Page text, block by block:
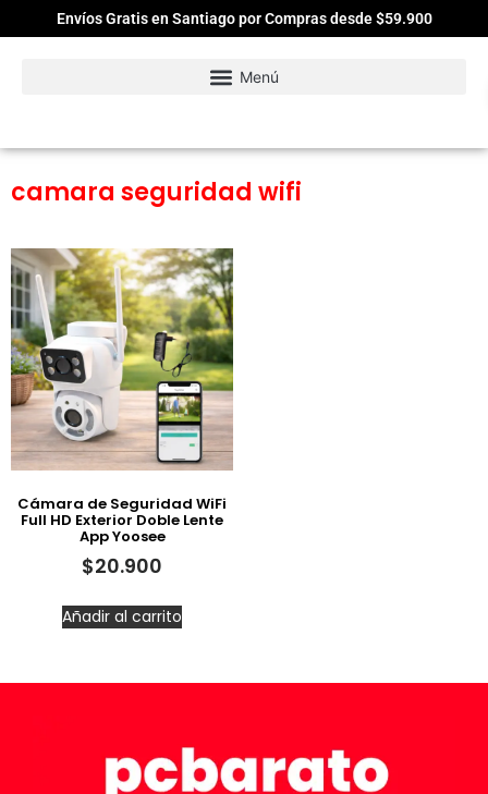
Envíos Gratis en Santiago por Compras desde $59.900
camara seguridad wifi
Cámara de Seguridad WiFi
Full HD Exterior Doble Lente
App Yoosee
$20.900
Añadir al carrito